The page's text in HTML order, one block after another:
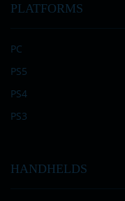
PLATFORMS
PC
PS5
PS4
PS3
HANDHELDS